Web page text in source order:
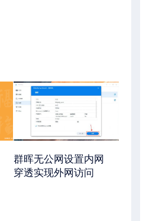
群晖无公网设置内网
穿透实现外网访问